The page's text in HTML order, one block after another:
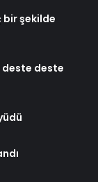
bir şekilde
deste